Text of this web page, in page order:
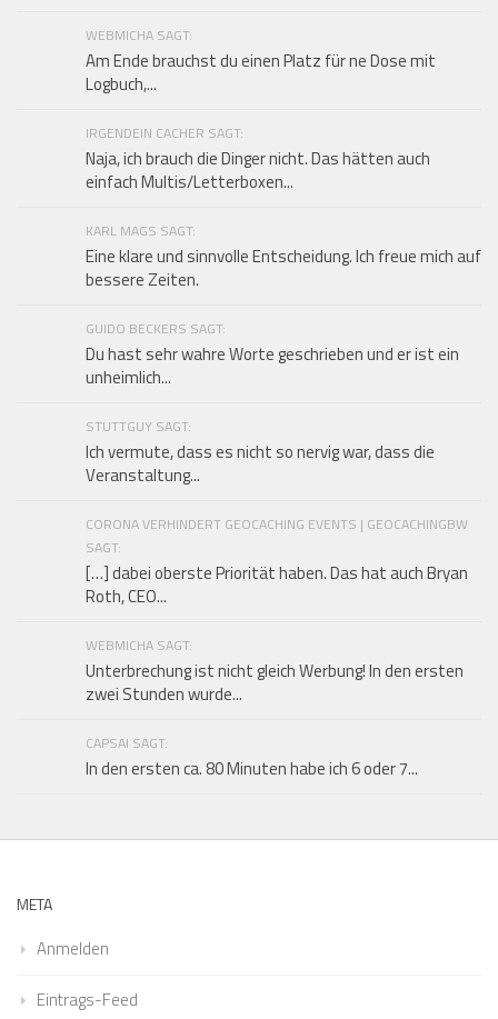
WEBMICHA SAGT:
Am Ende brauchst du einen Platz für ne Dose mit
Logbuch,...
IRGENDEIN CACHER SAGT:
Naja, ich brauch die Dinger nicht. Das hätten auch
einfach Multis/Letterboxen...
KARL MAGS SAGT:
Eine klare und sinnvolle Entscheidung. Ich freue mich auf
bessere Zeiten.
GUIDO BECKERS SAGT:
Du hast sehr wahre Worte geschrieben und er ist ein
unheimlich...
STUTTGUY SAGT:
Ich vermute, dass es nicht so nervig war, dass die
Veranstaltung...
CORONA VERHINDERT GEOCACHING EVENTS | GEOCACHINGBW
SAGT:
[…] dabei oberste Priorität haben. Das hat auch Bryan
Roth, CEO...
WEBMICHA SAGT:
Unterbrechung ist nicht gleich Werbung! In den ersten
zwei Stunden wurde...
CAPSAI SAGT:
In den ersten ca. 80 Minuten habe ich 6 oder 7...
META
Anmelden
Eintrags-Feed